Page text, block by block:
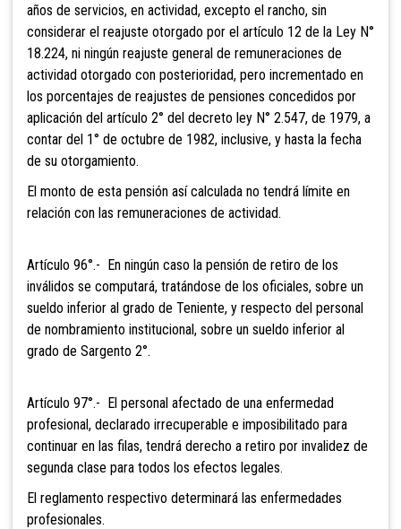
años de servicios, en actividad, excepto el rancho, sin
considerar el reajuste otorgado por el artículo 12 de la Ley N°
18.224, ni ningún reajuste general de remuneraciones de
actividad otorgado con posterioridad, pero incrementado en
los porcentajes de reajustes de pensiones concedidos por
aplicación del artículo 2° del decreto ley N° 2.547, de 1979, a
contar del 1° de octubre de 1982, inclusive, y hasta la fecha
de su otorgamiento.
El monto de esta pensión así calculada no tendrá límite en
relación con las remuneraciones de actividad.
Artículo 96°.- En ningún caso la pensión de retiro de los
inválidos se computará, tratándose de los oficiales, sobre un
sueldo inferior al grado de Teniente, y respecto del personal
de nombramiento institucional, sobre un sueldo inferior al
grado de Sargento 2°.
Artículo 97°.- El personal afectado de una enfermedad
profesional, declarado irrecuperable e imposibilitado para
continuar en las filas, tendrá derecho a retiro por invalidez de
segunda clase para todos los efectos legales.
El reglamento respectivo determinará las enfermedades
profesionales.